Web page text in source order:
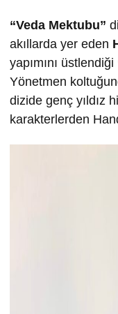
“Veda Mektubu”
akıllarda yer eden
yapımını üstlendiği
Yönetmen
dizide genç yıldız
karakterlerden